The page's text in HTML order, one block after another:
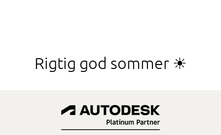
Rigtig god sommer ☀